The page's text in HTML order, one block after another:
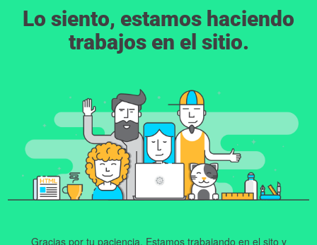
Lo siento, estamos haciendo
trabajos en el sitio.
Gracias por tu paciencia. Estamos trabajando en el sito y